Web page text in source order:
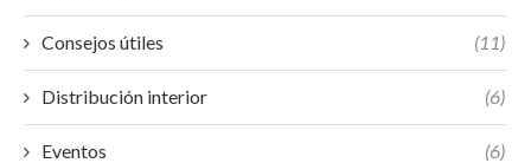
Consejos útiles (11)
Distribución interior (6)
Eventos (6)